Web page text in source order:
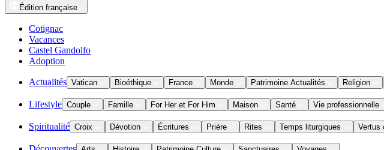
Édition française
Cotignac
Vacances
Castel Gandolfo
Adoption
Actualités Vatican Bioéthique France Monde Patrimoine Actualités Religion
Lifestyle Couple Famille For Her et For Him Maison Santé Vie professionnelle
Spiritualité Croix Dévotion Écritures Prière Rites Temps liturgiques Vertus